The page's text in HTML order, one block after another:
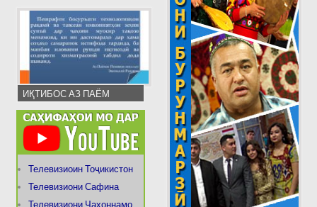
ИҚТИБОС АЗ ПАЁМ
Телевизиоин Тоҷикистон
Телевизиони Сафина
Телевизиони Ҷаҳоннамо